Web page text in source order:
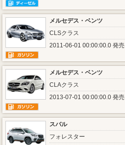
メルセデス・ベンツ
CLSクラス
2011-06-01 00:00:00.0 発売
メルセデス・ベンツ
CLAクラス
2013-07-01 00:00:00.0 発売
スバル
フォレスター